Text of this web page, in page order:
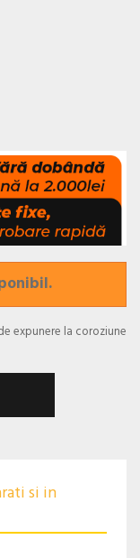
expunere la coroziune
si in